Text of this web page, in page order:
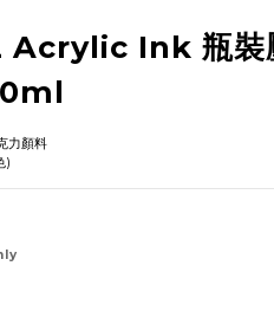
Acrylic Ink 瓶裝
力顏料
)